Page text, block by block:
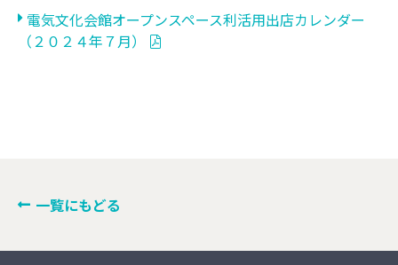
電気文化会館オープンスペース利活用出店カレンダー
（２０２４年７月）
一覧にもどる